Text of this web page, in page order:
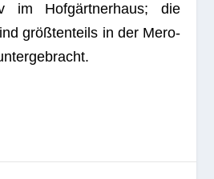
im Hof­gärt­ner­haus; die
größ­ten­teils in der Mero­